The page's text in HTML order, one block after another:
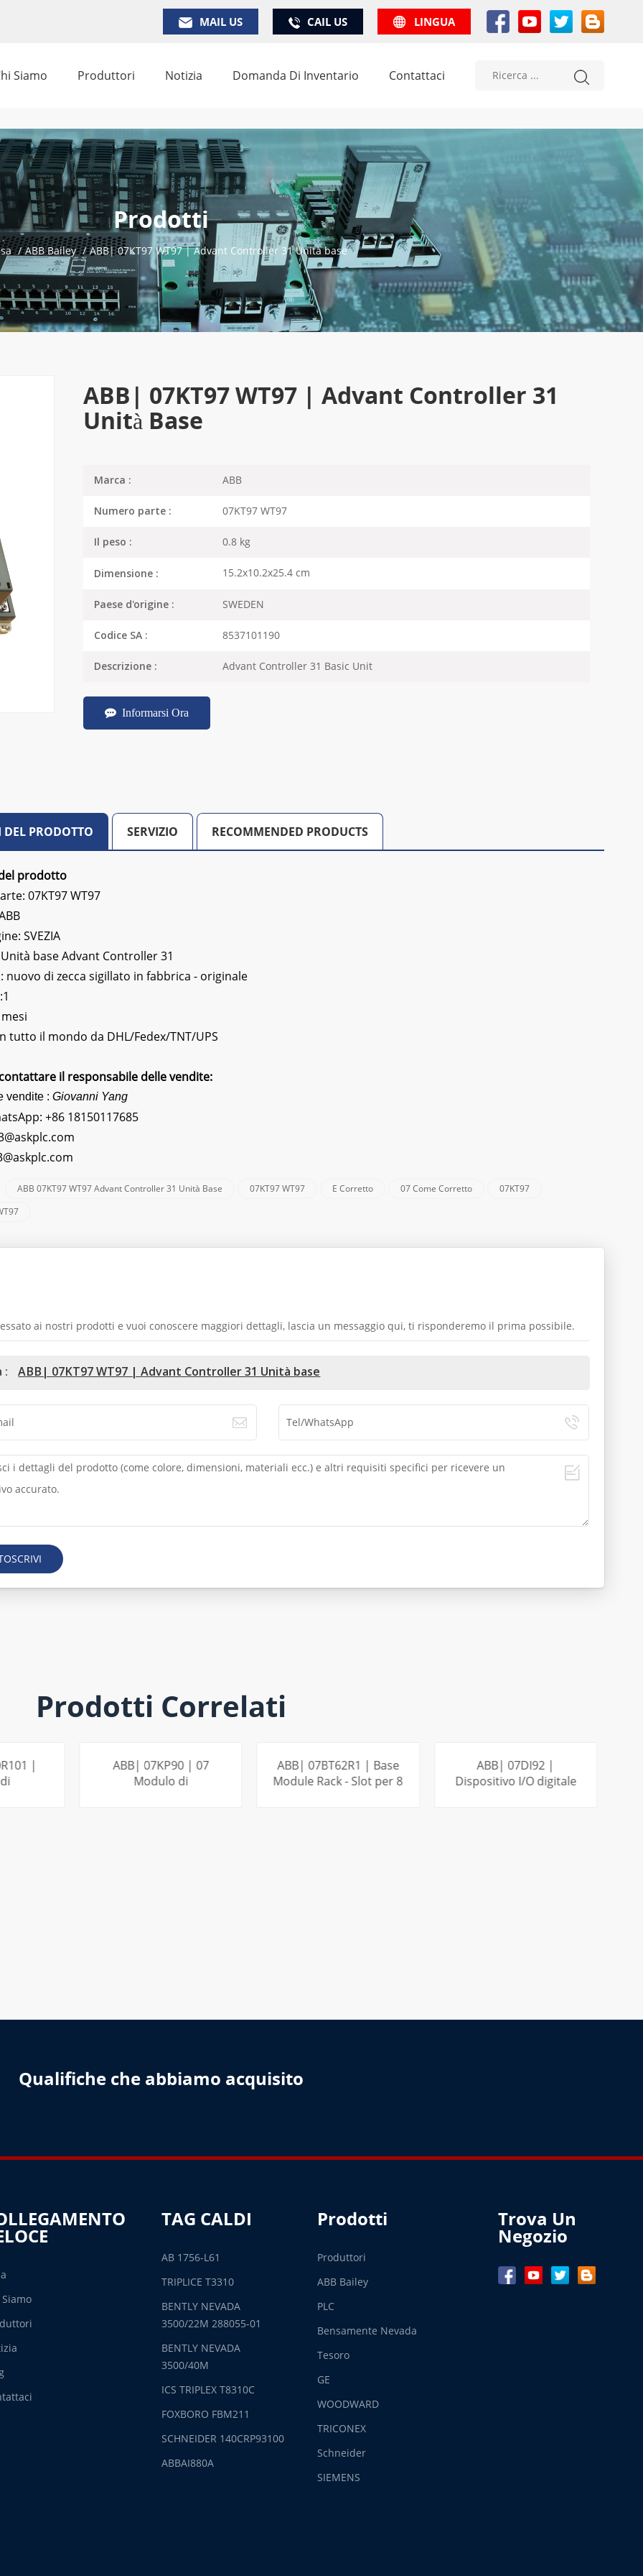
MAIL US CAIL US LINGUA
Siamo Produttori Notizia Domanda Di Inventario Contattaci
Prodotti
/ ABB Bailey / ABB| 07KT97 WT97 | Advant Controller 31 Unità base
ABB| 07KT97 WT97 | Advant Controller 31
Unità Base
Marca : ABB
Numero parte : 07KT97 WT97
Il peso : 0.8 kg
Dimensione : 15.2x10.2x25.4 cm
Paese d'origine : SWEDEN
Codice SA : 8537101190
Descrizione : Advant Controller 31 Basic Unit
Informarsi Ora
DEL PRODOTTO SERVIZIO RECOMMENDED PRODUCTS
prodotto
07KT97 WT97
SVEZIA
base Advant Controller 31
nuovo di zecca sigillato in fabbrica - originale
tutto il mondo da DHL/Fedex/TNT/UPS
il responsabile delle vendite:
vendite :Giovanni Yang
+86 18150117685
ABB 07KT97 WT97 Advant Controller 31 Unità Base 07KT97 WT97 E Corretto 07 Come Corretto
07KT97
ai nostri prodotti e vuoi conoscere maggiori dettagli, lascia un messaggio qui, ti risponderemo il prima possibile.
: ABB| 07KT97 WT97 | Advant Controller 31 Unità base
Prodotti Correlati
|
ABB| 07KP90 | 07
Modulo di
ABB| 07BT62R1 | Base
Module Rack - Slot per 8
ABB| 07DI92 |
Dispositivo I/O digitale
Qualifiche che abbiamo acquisito
TAG CALDI
AB 1756-L61
TRIPLICE T3310
BENTLY NEVADA
3500/22M 288055-01
BENTLY NEVADA
3500/40M
ICS TRIPLEX T8310C
FOXBORO FBM211
SCHNEIDER 140CRP93100
ABBAI880A
Prodotti
Produttori
ABB Bailey
PLC
Bensamente Nevada
Tesoro
GE
WOODWARD
TRICONEX
Schneider
SIEMENS
Trova Un
Negozio